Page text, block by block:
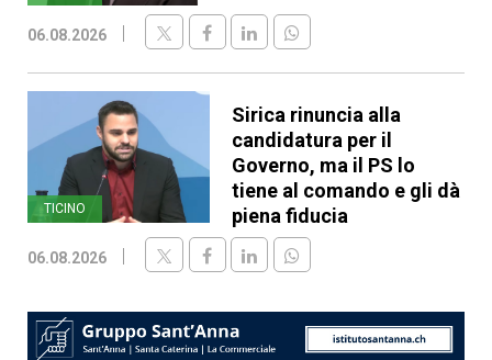
06.08.2026
TICINO
Sirica rinuncia alla
candidatura per il
Governo, ma il PS lo
tiene al comando e gli dà
piena fiducia
06.08.2026